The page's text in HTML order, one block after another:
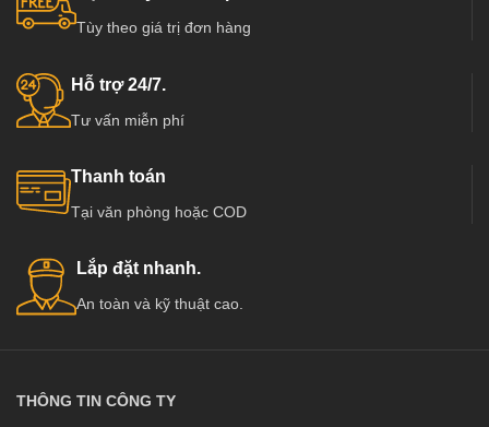
Tùy theo giá trị đơn hàng
Hỗ trợ 24/7.
Tư vấn miễn phí
Thanh toán
Tại văn phòng hoặc COD
Lắp đặt nhanh.
An toàn và kỹ thuật cao.
THÔNG TIN CÔNG TY